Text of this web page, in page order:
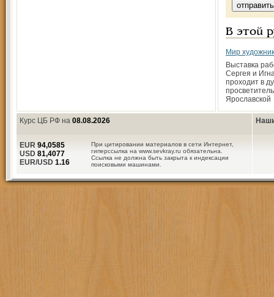
В этой
Мир
Выставка
Сергея и
проходит в
Ярославской
Курс ЦБ РФ на 08.08.2026
При цитировании материалов в сети Интернет,
гиперссылка на www.sevkray.ru обязательна.
Ссылка не должна быть закрыта к индексации
поисковыми машинами.
EUR 94,0585
USD 81,4077
EUR/USD 1.16